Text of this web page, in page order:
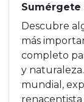
Descubre
más
completo
y
mundial,
renacentista